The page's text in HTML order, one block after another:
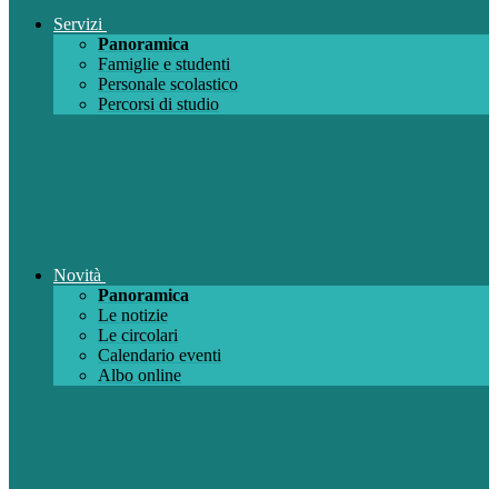
Servizi
Panoramica
Famiglie e studenti
Personale scolastico
Percorsi di studio
Novità
Panoramica
Le notizie
Le circolari
Calendario eventi
Albo online